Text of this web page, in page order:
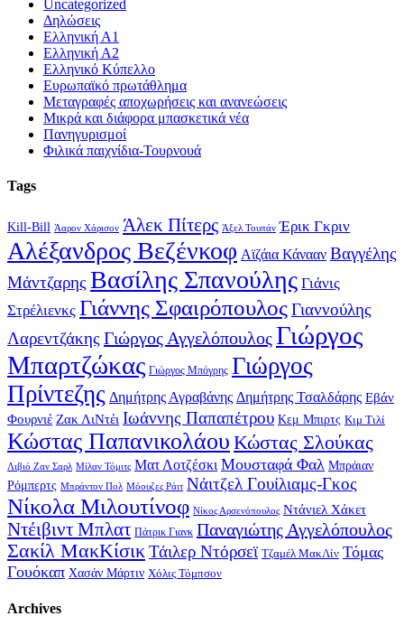
Uncategorized
Δηλώσεις
Ελληνική Α1
Ελληνική Α2
Ελληνικό Κύπελλο
Ευρωπαϊκό πρωτάθλημα
Μεταγραφές αποχωρήσεις και ανανεώσεις
Μικρά και διάφορα μπασκετικά νέα
Πανηγυρισμοί
Φιλικά παιχνίδια-Τουρνουά
Tags
Kill-Bill Άαρον Χάρισον Άλεκ Πίτερς Άξελ Τουπάν Έρικ Γκριν
Αλέξανδρος Βεζένκοφ Αϊζάια Κάνααν Βαγγέλης
Μάντζαρης Βασίλης Σπανούλης Γιάνις
Στρέλιενκς Γιάννης ΣφαιρόπουλοςΓιαννούλης
Λαρεντζάκης Γιώργος ΑγγελόπουλοςΓιώργος
Μπαρτζώκας Γιώργος Μπόγρης Γιώργος
Πρίντεζης Δημήτρης Αγραβάνης Δημήτρης Τσαλδάρης Εβάν
Φουρνιέ Ζακ ΛιΝτέι Ιωάννης Παπαπέτρου Κεμ Μπιρτς Κιμ Τιλί
Κώστας Παπανικολάου Κώστας Σλούκας
Λιβιό Ζαν Σαρλ Μίλαν Τόμιτς Ματ Λοτζέσκι Μουσταφά Φαλ Μπράιαν
Ρόμπερτς Μπράντον Πολ Μόουζες Ράιτ Νάιτζελ Γουίλιαμς-Γκος
Νίκολα Μιλουτίνοφ Νίκος Αρσενόπουλος Ντάνιελ Χάκετ
Ντέιβιντ Μπλατ Πάτρικ Γιανκ Παναγιώτης Αγγελόπουλος
Σακίλ ΜακΚίσικ Τάιλερ Ντόρσεϊ Τζαμέλ ΜακΛίν Τόμας
Γουόκαπ Χασάν Μάρτιν Χόλις Τόμπσον
Archives